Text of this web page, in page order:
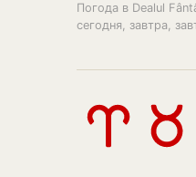
Погода в Dealul
сегодня, завтра,